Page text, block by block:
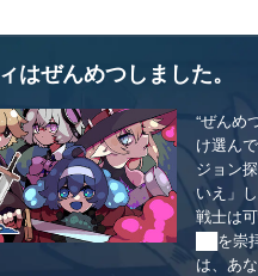
はぜんめつしました。
“ぜんめ
け選ん
ジョン
いえ」
戦士は
██を崇
は、あな